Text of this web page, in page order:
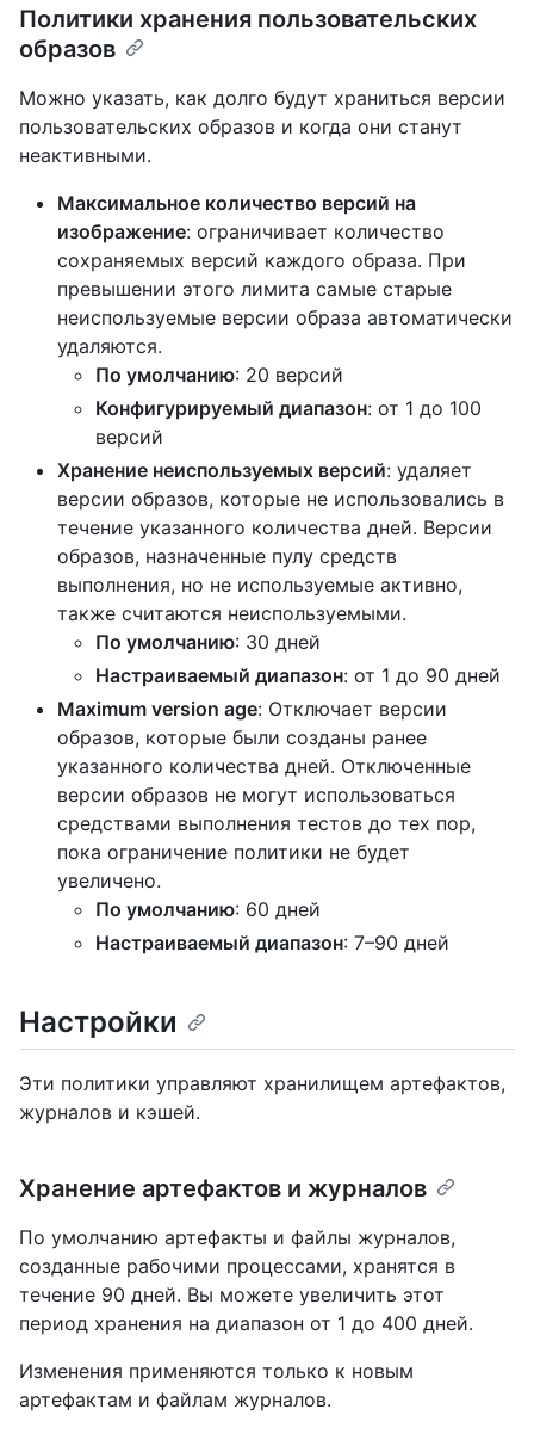
Политики хранения пользовательских
образов
Можно указать, как долго будут храниться версии
пользовательских образов и когда они станут
неактивными.
Максимальное количество версий на
изображение: ограничивает количество
сохраняемых версий каждого образа. При
превышении этого лимита самые старые
неиспользуемые версии образа автоматически
удаляются.
По умолчанию: 20 версий
Конфигурируемый диапазон: от 1 до 100
версий
Хранение неиспользуемых версий: удаляет
версии образов, которые не использовались в
течение указанного количества дней. Версии
образов, назначенные пулу средств
выполнения, но не используемые активно,
также считаются неиспользуемыми.
По умолчанию: 30 дней
Настраиваемый диапазон: от 1 до 90 дней
Maximum version age: Отключает версии
образов, которые были созданы ранее
указанного количества дней. Отключенные
версии образов не могут использоваться
средствами выполнения тестов до тех пор,
пока ограничение политики не будет
увеличено.
По умолчанию: 60 дней
Настраиваемый диапазон: 7–90 дней
Настройки
Эти политики управляют хранилищем артефактов,
журналов и кэшей.
Хранение артефактов и журналов
По умолчанию артефакты и файлы журналов,
созданные рабочими процессами, хранятся в
течение 90 дней. Вы можете увеличить этот
период хранения на диапазон от 1 до 400 дней.
Изменения применяются только к новым
артефактам и файлам журналов.